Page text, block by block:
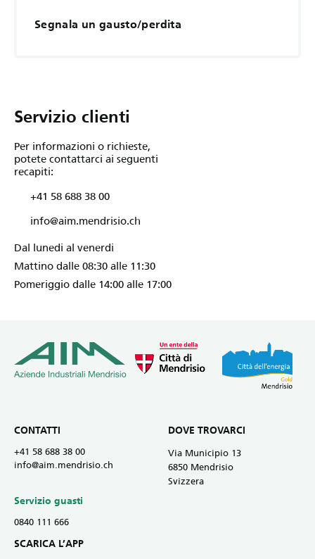
Segnala un gausto/perdita
Servizio clienti
Per informazioni o richieste,
potete contattarci ai seguenti
recapiti:
+41 58 688 38 00
info@aim.mendrisio.ch
Dal lunedi al venerdi
Mattino dalle 08:30 alle 11:30
Pomeriggio dalle 14:00 alle 17:00
CONTATTI
+41 58 688 38 00
info@aim.mendrisio.ch
Servizio guasti
0840 111 666
DOVE TROVARCI
Via Municipio 13
6850 Mendrisio
Svizzera
SCARICA L’APP